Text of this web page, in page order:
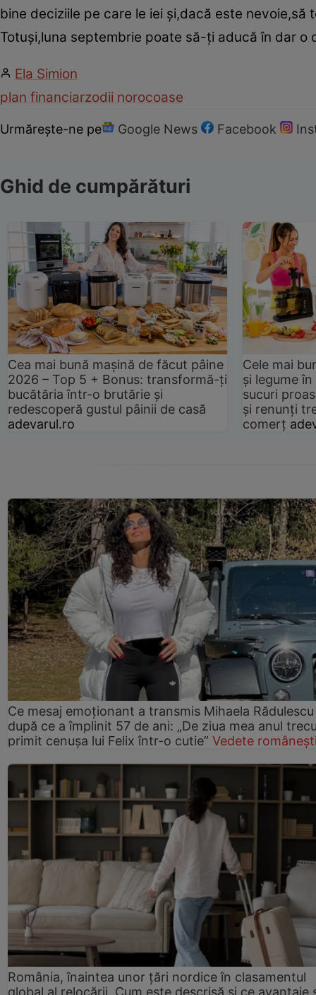
bine deciziile pe care le iei şi,dacă este
Totuşi,luna septembrie poate să-ţi aducă în dar o
Ela Simion
plan financiarzodii norocoase
Urmărește-ne pe Google News Facebook
Ghid de cumpărături
Cea mai bună mașină de făcut pâine
2026 – Top 5 + Bonus: transformă-ți
bucătăria într-o brutărie și
redescoperă gustul pâinii de casă
adevarul.ro
Cele mai
și legume
sucuri
și renunți
comerț
Ce mesaj emoționant a transmis Mihaela Rădulescu
după ce a împlinit 57 de ani: „De ziua mea anul
primit cenușa lui Felix într-o cutie” Vedete
România, înaintea unor țări nordice în clasamentul
global al relocării. Cum este descrisă și ce avantaje